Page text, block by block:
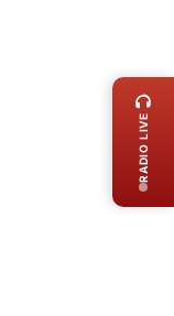
RADIO LIVE